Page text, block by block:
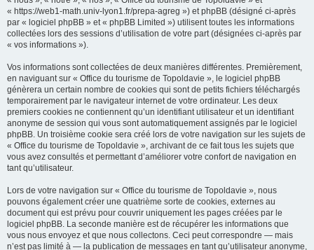
« https://web1-math.univ-lyon1.fr/prepa-agreg ») et phpBB (désigné ci-après
par « logiciel phpBB » et « phpBB Limited ») utilisent toutes les informations
collectées lors des sessions d’utilisation de votre part (désignées ci-après par
« vos informations »).
Vos informations sont collectées de deux manières différentes. Premièrement,
en naviguant sur « Office du tourisme de Topoldavie », le logiciel phpBB
génèrera un certain nombre de cookies qui sont de petits fichiers téléchargés
temporairement par le navigateur internet de votre ordinateur. Les deux
premiers cookies ne contiennent qu’un identifiant utilisateur et un identifiant
anonyme de session qui vous sont automatiquement assignés par le logiciel
phpBB. Un troisième cookie sera créé lors de votre navigation sur les sujets de
« Office du tourisme de Topoldavie », archivant de ce fait tous les sujets que
vous avez consultés et permettant d’améliorer votre confort de navigation en
tant qu’utilisateur.
Lors de votre navigation sur « Office du tourisme de Topoldavie », nous
pouvons également créer une quatrième sorte de cookies, externes au
document qui est prévu pour couvrir uniquement les pages créées par le
logiciel phpBB. La seconde manière est de récupérer les informations que
vous nous envoyez et que nous collectons. Ceci peut correspondre — mais
n’est pas limité à — la publication de messages en tant qu’utilisateur anonyme,